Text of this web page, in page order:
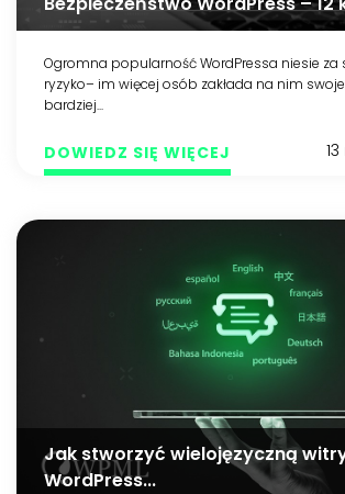
Ogromna popularność WordPressa niesie za
ryzyko– im więcej osób zakłada na nim
bardziej...
DOWIEDZ SIĘ WIĘCEJ
Jak stworzyć wielojęzyczną
WordPress...